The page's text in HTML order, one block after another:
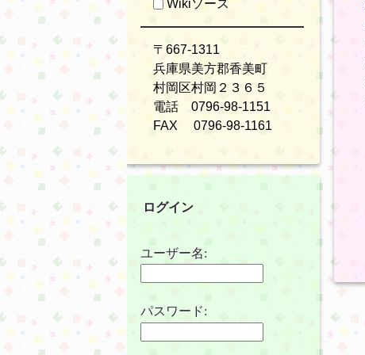
Wikiソース
〒667-1311
兵庫県美方郡香美町
村岡区村岡２３６５
電話 0796-98-1151
FAX 0796-98-1161
ログイン
ユーザー名:
パスワード: